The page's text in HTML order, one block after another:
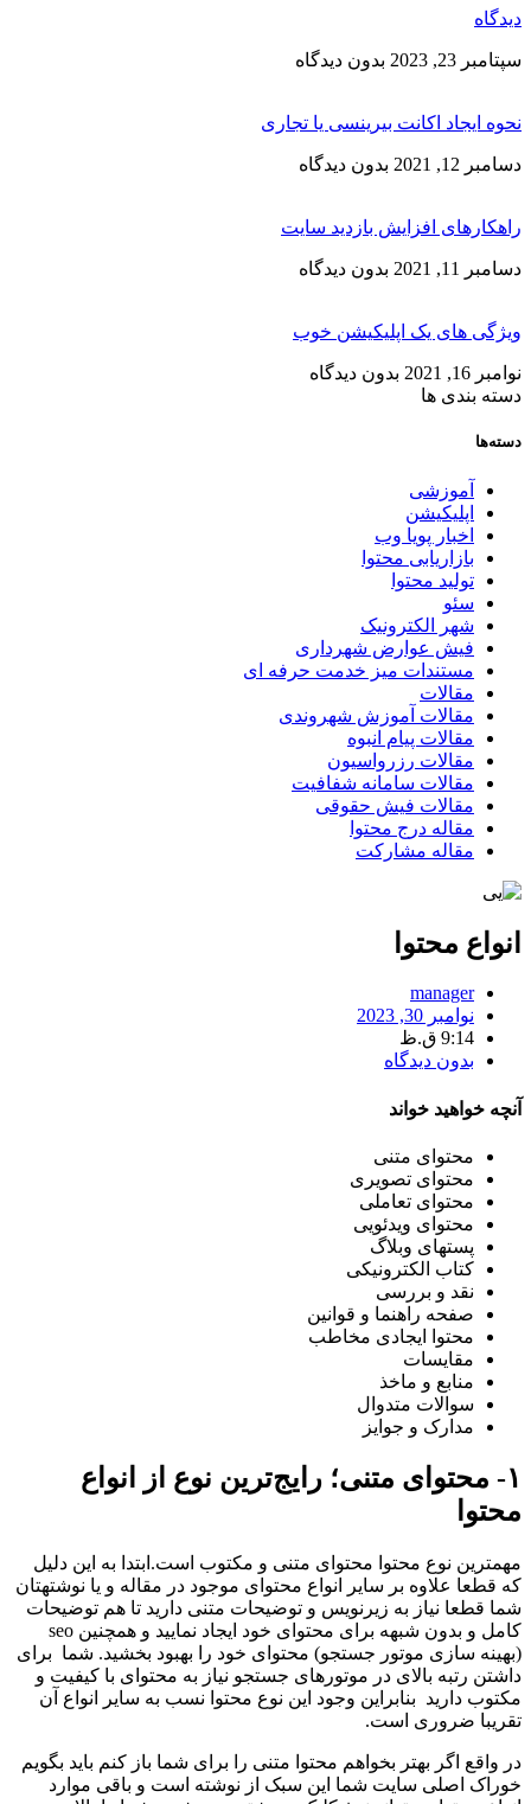
23, 2023 بدون دیدگاه
ایجاد اکانت بیرینسی یا تجاری
2021 بدون دیدگاه
افزایش بازدید سایت
2021 بدون دیدگاه
های یک اپلیکیشن خوب
2021
بدون دیدگاه
بندی ها
آموزشی
اپلیکیشن
اخبار پویا وب
بازاریابی محتوا
تولید محتوا
سئو
شهر الکترونیک
فیش عوارض شهرداری
مستندات میز خدمت حرفه ای
مقالات
مقالات آموزش شهروندی
مقالات پیام انبوه
مقالات رزرواسیون
مقالات سامانه شفافیت
مقالات فیش حقوقی
مقاله درج محتوا
مقاله مشارکت
محتوا
manager
نوامبر 30, 2023
9:14 ق.ظ
بدون دیدگاه
خواهید خواند
محتوای متنی
محتوای تصویری
محتوای تعاملی
محتوای ویدئویی
پست­های وبلاگ
کتاب الکترونیکی
نقد و بررسی
صفحه راهنما و قوانین
محتوا ایجادی مخاطب
مقایسات
منابع و ماخذ
سوالات متدوال
مدارک و جوایز
محتوای متنی؛ رایج‌ترین نوع از انواع
نوع محتوا محتوای متنی و مکتوب است.ابتدا به این دلیل
علاوه بر سایر انواع محتوای موجود در مقاله و یا نوشته­تان
قطعا نیاز به زیرنویس و توضیحات متنی دارید تا هم توضیحات
کامل و بدون شبهه برای محتوای خود ایجاد نمایید و همچنین seo
سازی موتور جستجو) محتوای خود را بهبود بخشید. شما برای
رتبه بالای در موتور­های جستجو نیاز به محتوای با کیفیت و
داریدبنابراین وجود این نوع محتوا نسب به سایر انواع آن
ضروری است.
اگر بهتر بخواهم محتوا متنی را برای شما باز کنم باید بگویم
اصلی سایت شما این سبک از نوشته است و باقی موارد